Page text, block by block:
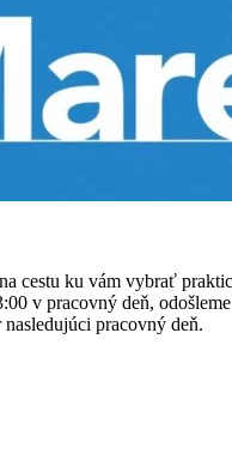
cestu ku vám vybrať
v pracovný deň,
pracovný deň.